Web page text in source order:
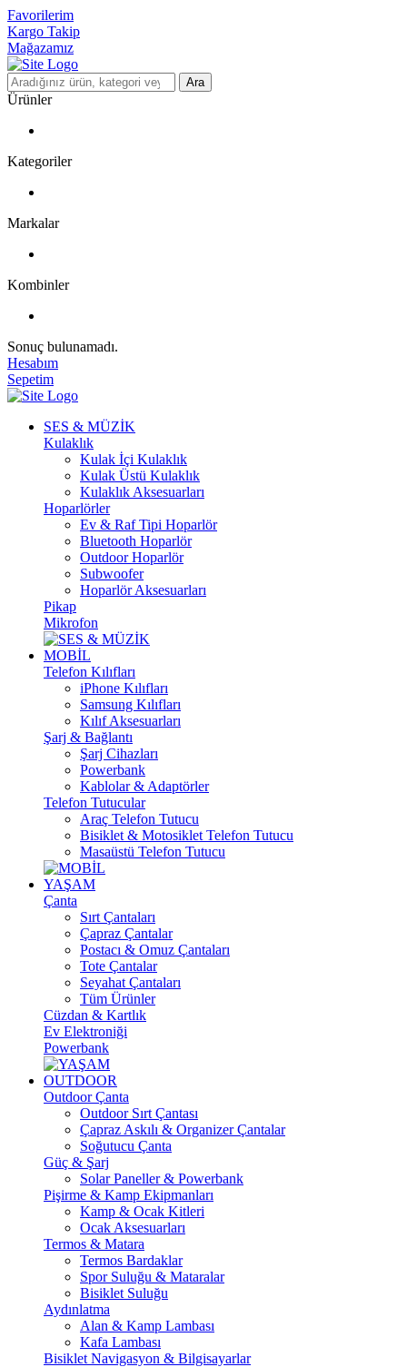
Favorilerim
Kargo Takip
Mağazamız
Ara
Ürünler
Kategoriler
Markalar
Kombinler
Sonuç bulunamadı.
Hesabım
Sepetim
SES & MÜZİK
Kulaklık
Kulak İçi Kulaklık
Kulak Üstü Kulaklık
Kulaklık Aksesuarları
Hoparlörler
Ev & Raf Tipi Hoparlör
Bluetooth Hoparlör
Outdoor Hoparlör
Subwoofer
Hoparlör Aksesuarları
Pikap
Mikrofon
MOBİL
Telefon Kılıfları
iPhone Kılıfları
Samsung Kılıfları
Kılıf Aksesuarları
Şarj & Bağlantı
Şarj Cihazları
Powerbank
Kablolar & Adaptörler
Telefon Tutucular
Araç Telefon Tutucu
Bisiklet & Motosiklet Telefon Tutucu
Masaüstü Telefon Tutucu
YAŞAM
Çanta
Sırt Çantaları
Çapraz Çantalar
Postacı & Omuz Çantaları
Tote Çantalar
Seyahat Çantaları
Tüm Ürünler
Cüzdan & Kartlık
Ev Elektroniği
Powerbank
OUTDOOR
Outdoor Çanta
Outdoor Sırt Çantası
Çapraz Askılı & Organizer Çantalar
Soğutucu Çanta
Güç & Şarj
Solar Paneller & Powerbank
Pişirme & Kamp Ekipmanları
Kamp & Ocak Kitleri
Ocak Aksesuarları
Termos & Matara
Termos Bardaklar
Spor Suluğu & Mataralar
Bisiklet Suluğu
Aydınlatma
Alan & Kamp Lambası
Kafa Lambası
Bisiklet Navigasyon & Bilgisayarlar